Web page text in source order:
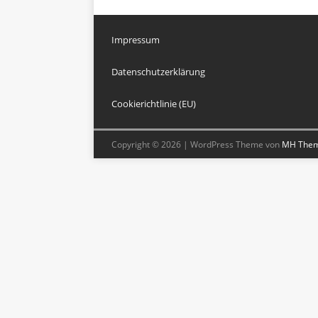
Impressum
Datenschutzerklärung
Cookierichtlinie (EU)
Copyright © 2026 | WordPress Theme von MH